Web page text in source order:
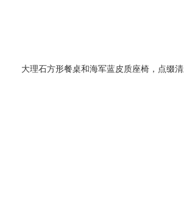
大理石方形餐桌和海军蓝皮质座椅，点缀